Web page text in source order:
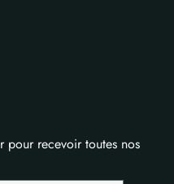
pour recevoir toutes nos